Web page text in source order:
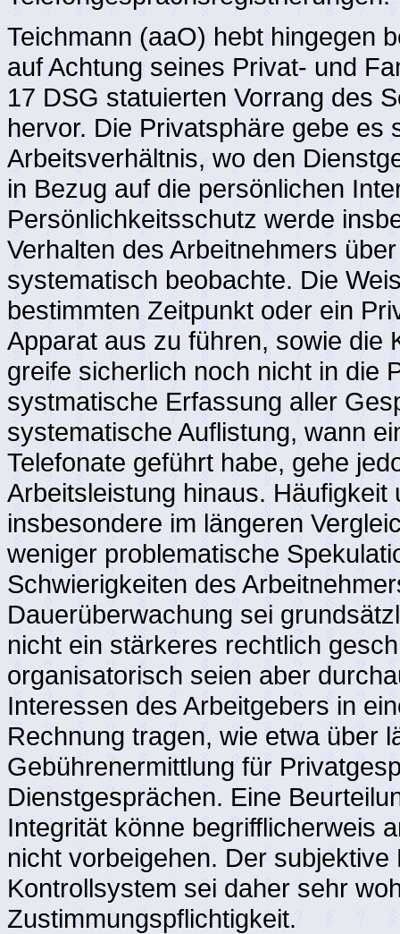
Teichmann (aaO) hebt hingegen
auf Achtung seines Privat- und
17 DSG statuierten Vorrang des
hervor. Die Privatsphäre gebe es
Arbeitsverhältnis, wo den
in Bezug auf die persönlichen
Persönlichkeitsschutz werde
Verhalten des Arbeitnehmers
systematisch beobachte. Die
bestimmten Zeitpunkt oder ein
Apparat aus zu führen, sowie die
greife sicherlich noch nicht in die
systmatische Erfassung aller
systematische Auflistung, wann
Telefonate geführt habe, gehe
Arbeitsleistung hinaus.
insbesondere im längeren
weniger problematische
Schwierigkeiten des
Dauerüberwachung sei
nicht ein stärkeres rechtlich
organisatorisch seien aber
Interessen des Arbeitgebers in
Rechnung tragen, wie etwa über
Gebührenermittlung für
Dienstgesprächen. Eine
Integrität könne begrifflicherweis
nicht vorbeigehen. Der
Kontrollsystem sei daher sehr
Zustimmungspflichtigkeit.